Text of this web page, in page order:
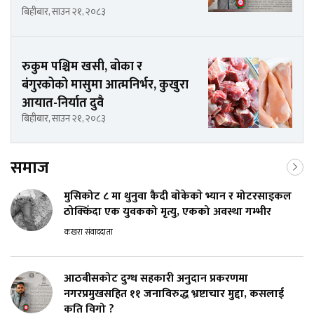
बिहीबार, साउन २१, २०८३
रुकुम पश्चिम खसी, बोका र
बंगुरकोको मासुमा आत्मनिर्भर, कुखुरा
आयात-निर्यात दुवै
बिहीबार, साउन २१, २०८३
समाज
मुसिकोट ८ मा थुनुवा कैदी बाेकेकाे भ्यान र मोटरसाइकल
ठोक्किँदा एक युवकको मृत्यु, एकको अवस्था गम्भीर
कखरा संवाददाता
आठबीसकोट दुग्ध सहकारी अनुदान प्रकरणमा
नगरप्रमुखसहित ११ जनाविरुद्ध भ्रष्टाचार मुद्दा, कसलाई
कति विगो ?